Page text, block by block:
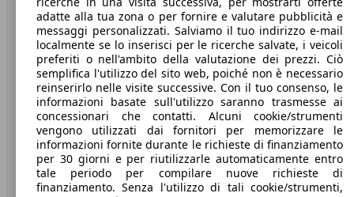
Benvenuti su AutoScout24, il mercato auto europeo.
Società
A proposito di AutoScout24
Stampa
Media
Condizioni generali
adatte alla tua zona o per fornire e valutare pubblicità e
messaggi personalizzati. Salviamo il tuo indirizzo e-mail
localmente se lo inserisci per le ricerche salvate, i veicoli
preferiti o nell'ambito della valutazione dei prezzi. Ciò
semplifica l'utilizzo del sito web, poiché non è necessario
reinserirlo nelle visite successive. Con il tuo consenso, le
informazioni basate sull'utilizzo saranno trasmesse ai
concessionari che contatti. Alcuni cookie/strumenti
vengono utilizzati dai fornitori per memorizzare le
informazioni fornite durante le richieste di finanziamento
per 30 giorni e per riutilizzarle automaticamente entro
tale periodo per compilare nuove richieste di
finanziamento. Senza l'utilizzo di tali cookie/strumenti,